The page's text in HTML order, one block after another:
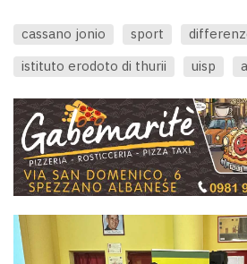
cassano jonio sport
istituto erodoto di thurii
uisp